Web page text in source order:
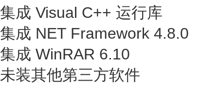
集成 Visual C++ 运行库
集成 NET Framework 4.8.0
集成 WinRAR 6.10
未装其他第三方软件